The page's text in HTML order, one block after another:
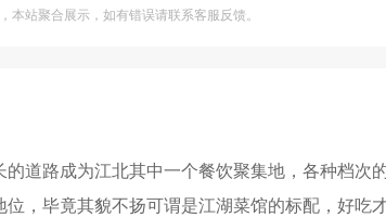
本站聚合展示，如有错误请联系客服反馈。
道路成为江北其中一个餐饮聚集地，各种档次
，毕竟其貌不扬可谓是江湖菜馆的标配，好吃才